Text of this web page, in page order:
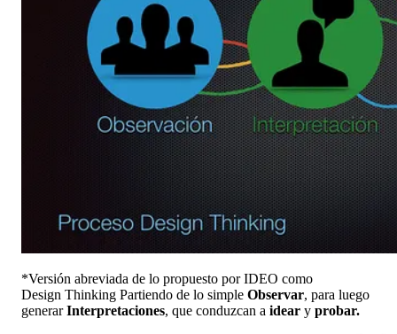
*Versión abreviada de lo propuesto por IDEO como
Design Thinking Partiendo de lo simple Observar, para luego
generarInterpretaciones, que conduzcan a idear y probar.